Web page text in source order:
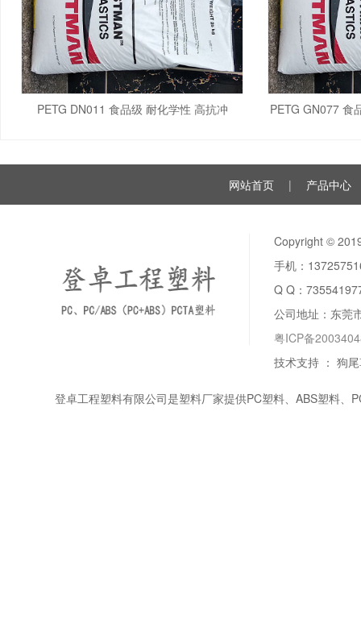
PETG DN011 食品级 耐化学性 高抗冲 PETG GN077 食
网站首页 | 产品中心
Copyright ©
手机：
Q Q：
公司地址：东莞
粤ICP备
技术支持 ： 狗
登卓工程塑料有限公司是塑料厂家提供PC塑料、 ABS塑料、